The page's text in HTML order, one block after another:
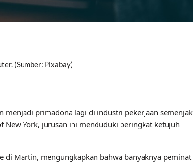
(Sumber: Pixabay)
menjadi primadona lagi di industri pekerjaan semenjak
New York, jurusan ini menduduki peringkat ketujuh
di Martin, mengungkapkan bahwa banyaknya peminat